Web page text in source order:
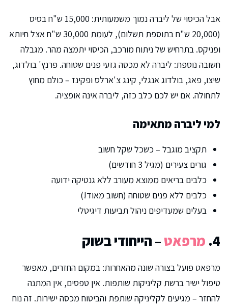
אבל הכיסוי של ליברה נמוך משמעותית: 15,000 ש"ח בסיס
(20,000 ש"ח בתוספת תשלום), לעומת 30,000 ש"ח אצל חיותא
ופניקס. בתרחיש של ניתוח מורכב, הכיסוי יתמצה מהר. מגבלה
חשובה נוספת: ליברה לא מכסה גזעי פנים שטוחה. פרנץ' בולדוג,
שיצו, פאג, בולדוג אנגלי, קינג צ'ארלס ופקינז – כולם מחוץ
לתחולה. אם יש לכם כלב כזה, ליברה אינה אופציה.
למי ליברה מתאימה
תקציב מוגבל – כשכל שקל חשוב
גורים צעירים (מגיל 3 חודשים)
כלבים בריאים ממוצא מעורב ללא גנטיקה ידועה
כלבים ללא פנים שטוחה (חשוב מאוד!)
בעלים שמעדיפים ניהול תביעות דיגיטלי
4. מרפאט– הייחודי בשוק
מרפאט פועל בצורה שונה מהאחרות: במקום החזרים, מאפשר
טיפול ישיר ברשת קליניקות שותפות. אין טפסים, אין המתנה
להחזר – מגיעים לקליניקה שותפת והביטוח מכסה ישירות. זה נוח